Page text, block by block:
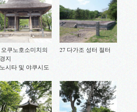
오쿠노호소미치의
지
시타 및 야쿠시도
27 다가조 성터 절터